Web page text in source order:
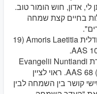
אדון, חוש הומור טוב.
בחיים קצת שמחה
[102] פרנציסקוס, איגרת בתר-סינודלית Amoris Laetitia (19
[103] המבורך פאולוס השישי, איגרת Evangelii Nuntiandi
(8 בדצמבר 1975), 80: AAS 68 (1976), 73. ראוי לציין
קושר בין השמחה לבין